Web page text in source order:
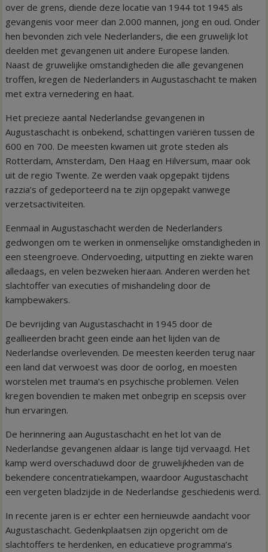
over de grens, diende deze locatie van 1944 tot 1945 als
gevangenis voor meer dan 2.000 mannen, jong en oud. Onder
hen bevonden zich vele Nederlanders, die een gruwelijk lot
deelden met gevangenen uit andere Europese landen.
Naast de gruwelijke omstandigheden die alle gevangenen
troffen, kregen de Nederlanders in Augustaschacht te maken
met extra vernedering en haat.
Het precieze aantal Nederlandse gevangenen in
Augustaschacht is onbekend, schattingen variëren tussen de
600 en 700. De meesten kwamen uit grote steden als
Rotterdam, Amsterdam, Den Haag en Hilversum, maar ook
uit de regio Twente. Ze werden vaak opgepakt tijdens
razzia’s of gedeporteerd na te zijn opgepakt vanwege
verzetsactiviteiten.
Eenmaal in Augustaschacht werden de Nederlanders
gedwongen om te werken in onmenselijke omstandigheden in
een steengroeve. Ondervoeding, uitputting en ziekte waren
alledaags, en velen bezweken hieraan. Anderen werden het
slachtoffer van executies of mishandeling door de
kampbewakers.
De bevrijding van Augustaschacht in 1945 door de
geallieerden bracht geen einde aan het lijden van de
Nederlandse overlevenden. De meesten keerden terug naar
een land dat verwoest was door de oorlog, en moesten
worstelen met trauma’s en psychische problemen. Velen
kregen bovendien te maken met onbegrip en scepsis over
hun ervaringen.
De herinnering aan Augustaschacht en het lot van de
Nederlandse gevangenen aldaar is lange tijd vervaagd. Het
kamp werd overschaduwd door de gruwelijkheden van de
bekendere concentratiekampen, waardoor Augustaschacht
een vergeten bladzijde in de Nederlandse geschiedenis werd.
In recente jaren is er echter een hernieuwde aandacht voor
Augustaschacht. Gedenkplaatsen zijn opgericht om de
slachtoffers te herdenken, en educatieve programma’s